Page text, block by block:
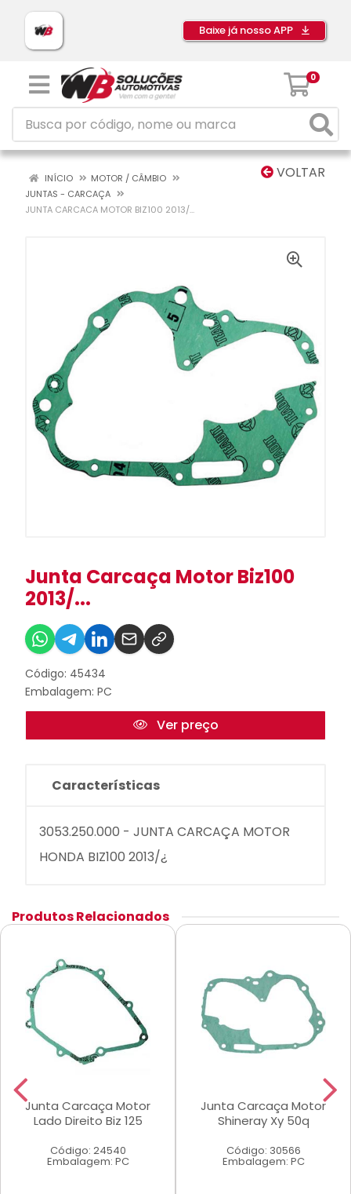
Baixe já nosso APP
0
VOLTAR
INÍCIO
MOTOR / CÂMBIO
JUNTAS - CARCAÇA
JUNTA CARCACA MOTOR BIZ100 2013/...
Junta Carcaça Motor Biz100
2013/...
Código: 45434
Embalagem: PC
Ver preço
Características
3053.250.000 - JUNTA CARCAÇA MOTOR
HONDA BIZ100 2013/¿
Produtos Relacionados
Junta Carcaça Motor
Lado Direito Biz 125
Código: 24540
Embalagem: PC
Junta Carcaça Motor
Shineray Xy 50q
Código: 30566
Embalagem: PC